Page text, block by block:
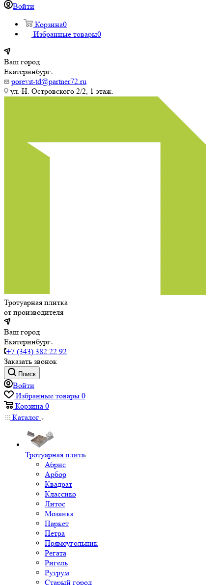
Войти
Корзина0
Избранные товары0
Ваш город
Екатеринбург
porevit-td@partner72.ru
ул. Н. Островского 2/2, 1 этаж.
Тротуарная плитка
от производителя
Ваш город
Екатеринбург
+7 (343) 382 22 92
Заказать звонок
Поиск
Войти
Избранные товары 0
Корзина 0
Каталог
Тротуарная плита
Абрис
Арбор
Квадрат
Классико
Литос
Мозаика
Паркет
Петра
Прямоугольник
Регата
Ригель
Рутрум
Старый город